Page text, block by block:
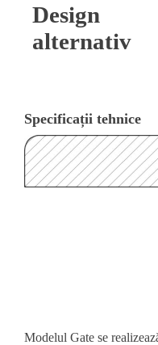
Design
alternativ
Specificații tehnice
Modelul Gate se